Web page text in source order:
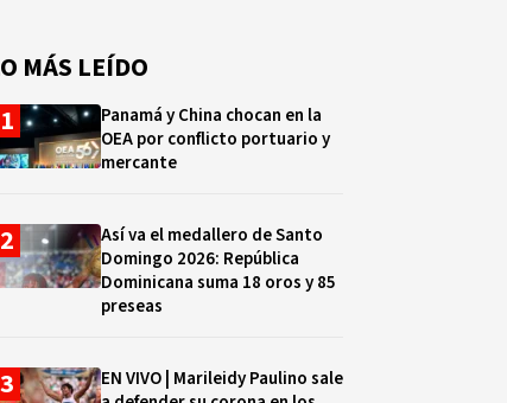
MÁS LEÍDO
Panamá y China chocan en la
OEA por conflicto portuario y
mercante
Así va el medallero de Santo
Domingo 2026: República
Dominicana suma 18 oros y 85
preseas
EN VIVO | Marileidy Paulino sale